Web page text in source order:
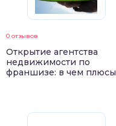
0 отзывов
Открытие агентства
недвижимости по
франшизе: в чем плюсы